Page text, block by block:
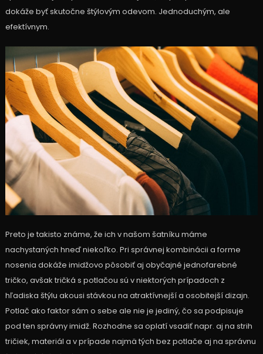
dokáže byť skutočne štýlovým odevom. Jednoduchým, ale
efektívnym.
Preto je takisto známe, že ich v našom šatníku máme
nachystaných hneď niekoľko. Pri správnej kombinácii a forme
nosenia dokáže imidžovo pôsobiť aj obyčajné jednofarebné
tričko, avšak tričká s potlačou sú v niektorých prípadoch z
hľadiska štýlu akousi stávkou na atraktívnejší a osobitejší dizajn.
Potlač ako faktor sám o sebe ale nie je jediný, čo sa podpisuje
pod ten správny imidž. Rozhodne sa oplatí vsadiť napr. aj na strih
tričiek, materiál a v prípade najmä tých bez potlače aj na správnu